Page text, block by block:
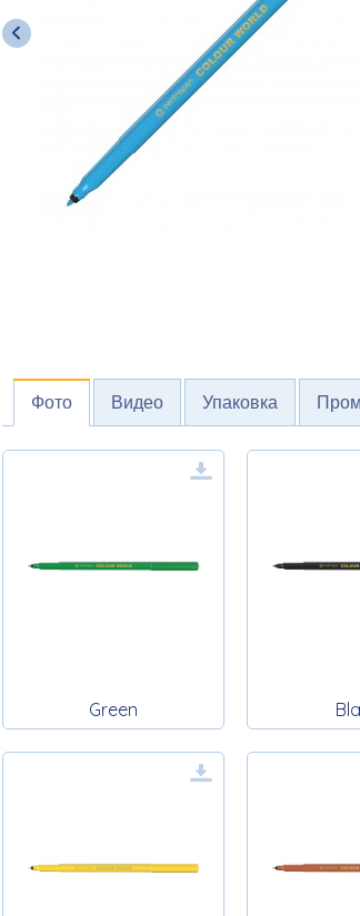
Фото Видео Упаковка
Green